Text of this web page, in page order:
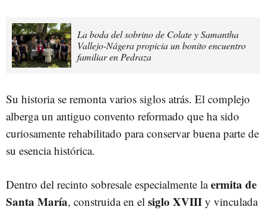
La boda del sobrino de Colate y Samantha
Vallejo-Nágera propicia un bonito encuentro
familiar en Pedraza
Su historia se remonta varios siglos atrás. El complejo
alberga un antiguo convento reformado que ha sido
curiosamente rehabilitado para conservar buena parte de
su esencia histórica.
Dentro del recinto sobresale especialmente laermita de
Santa María, construida en el siglo XVIII y vinculada